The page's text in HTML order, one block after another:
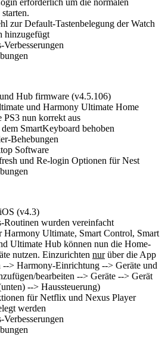
erforderlich um die normalen
zur Default-Tastenbelegung der Watch
hinzugefügt
Verbesserungen
Hub firmware (v4.5.106)
und Harmony Ultimate Home
PS3 nun korrekt aus
SmartKeyboard behoben
Behebungen
Software
und Re-login Optionen für Nest
(v4.3)
Routinen wurden vereinfacht
Harmony Ultimate, Smart Control, Smart
Ultimate Hub können nun die Home-
nutzen. Einzurichten nurüber die App
> Harmony-Einrichtung --> Geräte und
bearbeiten --> Geräte --> Gerät
--> Haussteuerung)
für Netflix und Nexus Player
werden
Verbesserungen